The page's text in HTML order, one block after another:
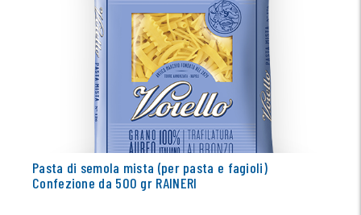
Pasta di semola mista (per pasta e fagioli)
Confezione da 500 gr RAINERI